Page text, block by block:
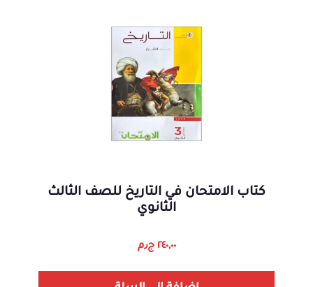
كتاب الامتحان في التاريخ للصف الثالث
الثانوي
٢٤٠,٠٠ ج٫م